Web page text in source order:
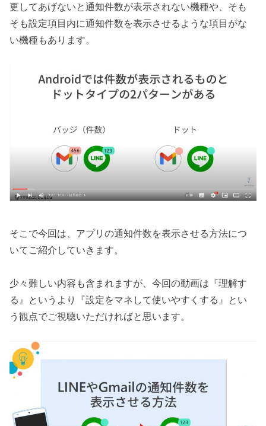
更してあげないと通知件数が表示されない機種や、そも
そも設定項目内に通知件数を表示させるような項目がな
い機種もあります。
そこで今回は、アプリの通知件数を表示させる方法につ
いてご紹介していきます。
少々難しい内容も含まれますが、今回の動画は『理解す
る』というより『設定をマネして使いやすくする』とい
う観点でご視聴いただければと思います。